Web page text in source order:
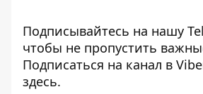
Подписывайтесь на нашу
чтобы не пропустить
Подписаться на канал в
здесь.